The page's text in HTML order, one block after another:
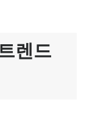
렌드